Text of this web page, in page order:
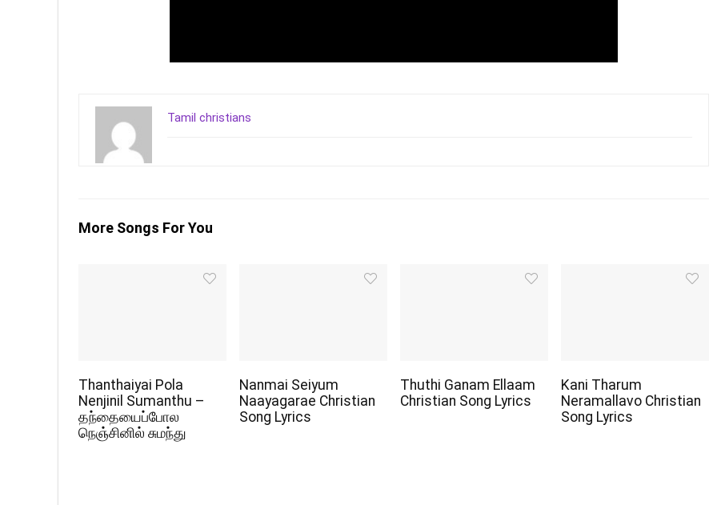
Tamil christians
More Songs For You
Thanthaiyai Pola
Nenjinil Sumanthu –
தந்தையைப்போல
நெஞ்சினில் சுமந்து
Nanmai Seiyum
Naayagarae Christian
Song Lyrics
Thuthi Ganam Ellaam
Christian Song Lyrics
Kani Tharum
Neramallavo Christian
Song Lyrics